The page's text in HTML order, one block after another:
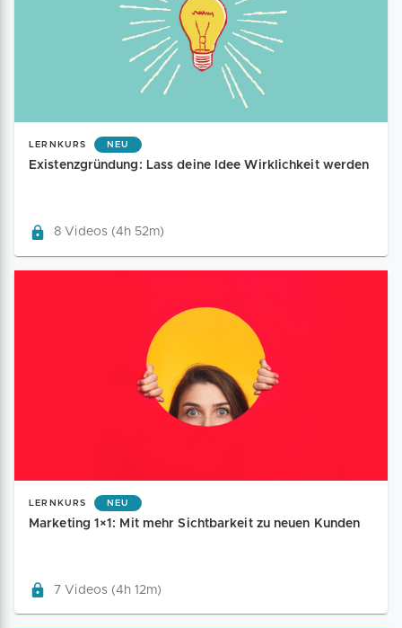
LERNKURS NEU
Existenzgründung: Lass deine Idee Wirklichkeit werden
8 Videos (4h 52m)
LERNKURS NEU
Marketing 1×1: Mit mehr Sichtbarkeit zu neuen Kunden
7 Videos (4h 12m)